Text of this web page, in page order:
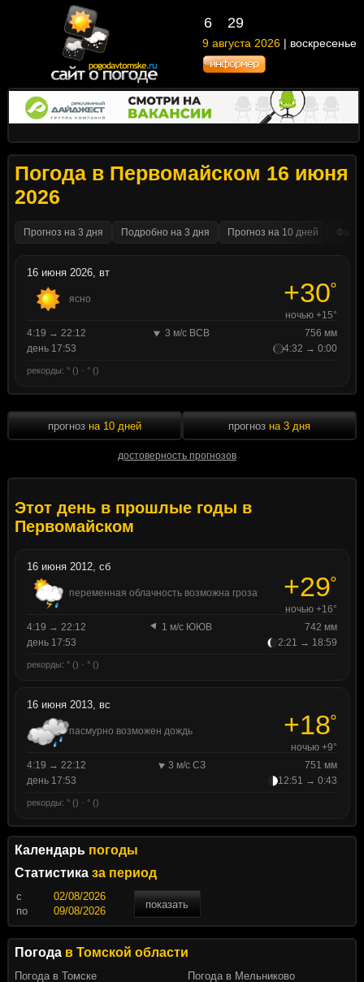
6 29
9 августа 2026 | воскресенье
Погода в Первомайском 16 июня
2026
Прогноз на 3 дня Подробно на 3 дня Прогноз на 10 дней
16 июня 2026, вт
ясно +30°
ночью +15°
4:19 → 22:12
3 м/с ВСВ
756 мм
день 17:53
4:32 → 0:00
рекорды: ° () · ° ()
прогноз на 10 дней
достоверность прогнозов
прогноз на 3 дня
Этот день в прошлые годы в
Первомайском
16 июня 2012, сб
переменная облачность возможна гроза +29°
ночью +16°
4:19 → 22:12
1 м/с ЮЮВ
742 мм
день 17:53
2:21 → 18:59
рекорды: ° () · ° ()
16 июня 2013, вс
пасмурно возможен дождь +18°
ночью +9°
4:19 → 22:12
3 м/с СЗ
751 мм
день 17:53
12:51 → 0:43
рекорды: ° () · ° ()
Календарь погоды
Статистика за период
c
показать
по
Погода в Томской области
Погода в Томске
Погода в Мельниково